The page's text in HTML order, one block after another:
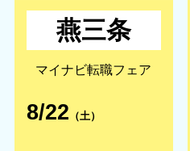
燕三条
マイナビ転職フェア
8/22 （土）